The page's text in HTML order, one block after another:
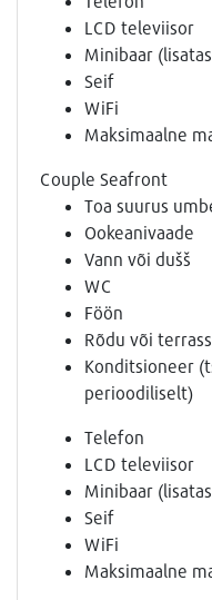
LCD televiisor
Minibaar
Seif
WiFi
Maksimaalne
Couple Seafront
Toa suurus
Ookeanivaade
Vann või dušš
WC
Föön
Rõdu või terrass
Konditsioneer
perioodiliselt)
Telefon
LCD televiisor
Minibaar
Seif
WiFi
Maksimaalne